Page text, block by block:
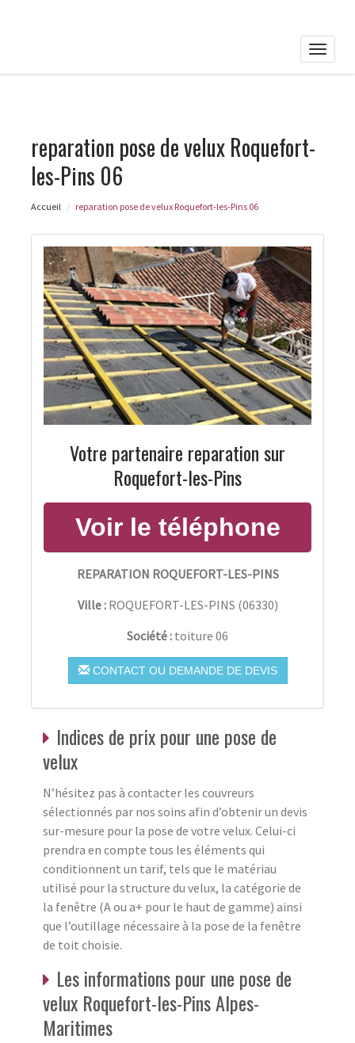
Toggle
reparation pose de velux Roquefort-
les-Pins 06
Accueil reparation pose de velux Roquefort-les-Pins 06
Votre partenaire reparation sur
Roquefort-les-Pins
REPARATION ROQUEFORT-LES-PINS
Ville : ROQUEFORT-LES-PINS (06330)
Société : toiture 06
CONTACT OU DEMANDE DE DEVIS
Indices de prix pour une pose de
velux
N’hésitez pas à contacter les couvreurs
sélectionnés par nos soins afin d’obtenir un devis
sur-mesure pour la pose de votre velux. Celui-ci
prendra en compte tous les éléments qui
conditionnent un tarif, tels que le matériau
utilisé pour la structure du velux, la catégorie de
la fenêtre (A ou a+ pour le haut de gamme) ainsi
que l’outillage nécessaire à la pose de la fenêtre
de toit choisie.
Les informations pour une pose de
velux Roquefort-les-Pins Alpes-
Maritimes